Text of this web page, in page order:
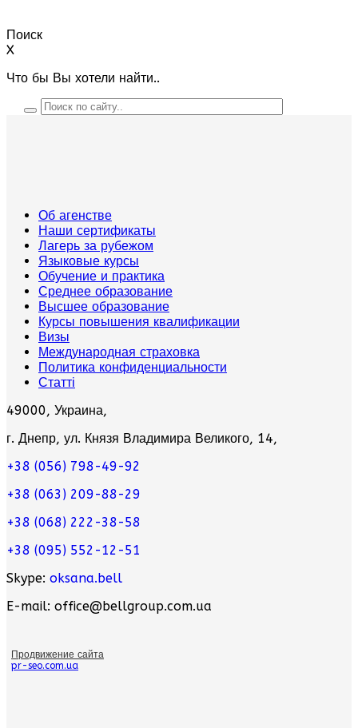
Поиск
X
Что бы Вы хотели найти..
Об агенстве
Наши сертификаты
Лагерь за рубежом
Языковые курсы
Обучение и практика
Среднее образование
Высшее образование
Курсы повышения квалификации
Визы
Международная страховка
Политика конфиденциальности
Статті
49000, Украина,
г. Днепр, ул. Князя Владимира Великого, 14,
+38 (056) 798-49-92
+38 (063) 209-88-29
+38 (068) 222-38-58
+38 (095) 552-12-51
Skype: oksana.bell
E-mail: office@bellgroup.com.ua
Продвижение сайта
pr-seo.com.ua